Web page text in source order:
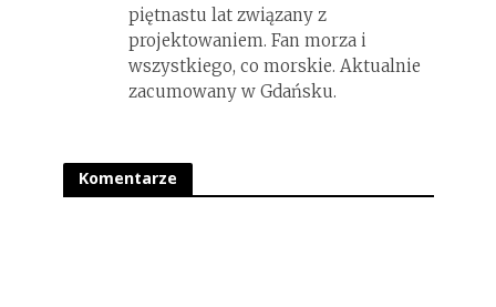
piętnastu lat związany z
projektowaniem. Fan morza i
wszystkiego, co morskie. Aktualnie
zacumowany w Gdańsku.
Komentarze